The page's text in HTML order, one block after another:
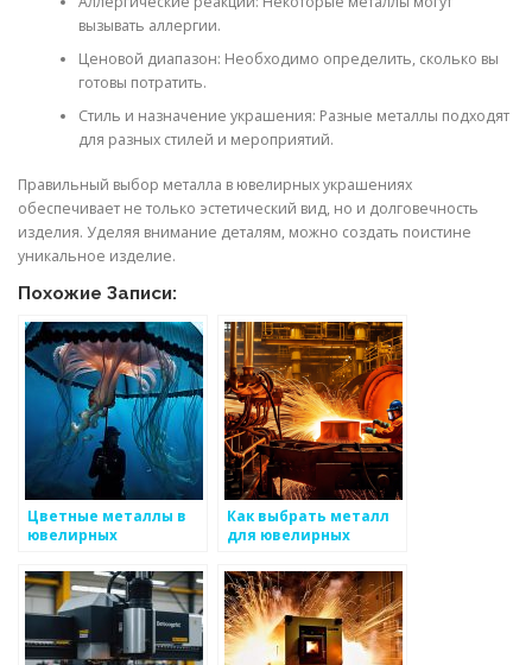
вызывать аллергии.
Ценовой диапазон: Необходимо определить, сколько вы
готовы потратить.
Стиль и назначение украшения: Разные металлы подходят
для разных стилей и мероприятий.
Правильный выбор металла в ювелирных украшениях
обеспечивает не только эстетический вид, но и долговечность
изделия. Уделяя внимание деталям, можно создать поистине
уникальное изделие.
Похожие Записи:
Цветные металлы в
ювелирных
Как выбрать металл
для ювелирных